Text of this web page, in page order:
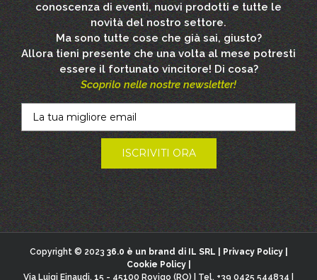
conoscenza di eventi, nuovi prodotti e tutte le
novità del nostro settore.
Ma sono tutte cose che già sai, giusto?
Allora tieni presente che una volta al mese potresti
essere il fortunato vincitore! Di cosa?
Scoprilo nelle nostre newsletter!
Copyright © 2023 36.0 è un brand di IL SRL | Privacy Policy|
Cookie Policy|
Via Luigi Einaudi, 15 - 45100 Rovigo (RO) | Tel. +39 0425 544834 |